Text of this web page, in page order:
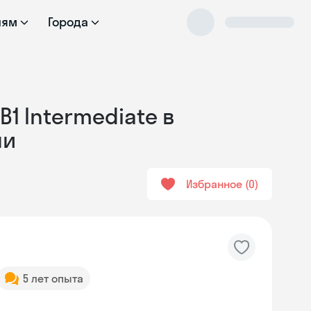
Города
Intermediate в
Избранное 0
5 лет опыта